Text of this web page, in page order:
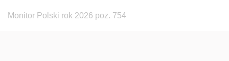
Monitor Polski rok 2026 poz. 754